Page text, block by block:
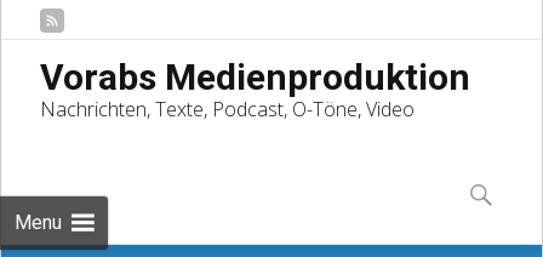
Vorabs Medienproduktion
Nachrichten, Texte, Podcast, O-Töne, Video
Menu
to
content
Suchen
nach: